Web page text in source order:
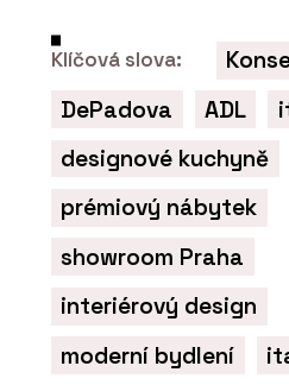
Klíčová slova:
DePadova
ADL
designové kuchyně
prémiový nábytek
showroom Praha
interiérový design
moderní bydlení